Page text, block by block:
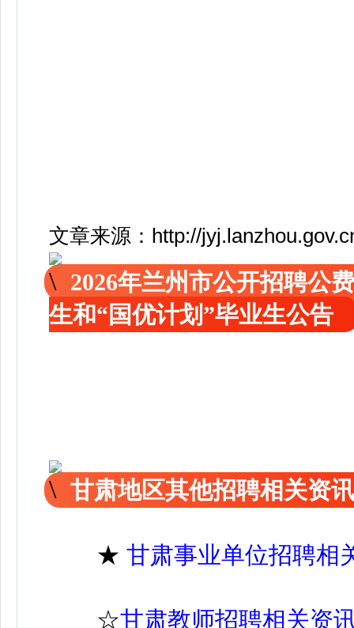
文章来源：http://
2026年兰州市公开招聘公
生和“国优计划”毕业生公告
甘肃地区其他招聘相关资
★ 甘肃事业单位招聘相
☆甘肃教师招聘相关资